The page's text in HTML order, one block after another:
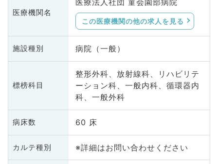
医療機関名
この医療機関の他の求人を見る
施設種別 病院（一般）
標榜科目
整形外科、放射線科、リハビリテ
ーション科、一般内科、循環器内
科、一般外科
病床数 60 床
カルテ種別 ※詳細はお問い合わせください